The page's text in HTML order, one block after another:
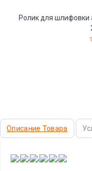
Ролик для шлифовки
Описание Товара
, , , , ,